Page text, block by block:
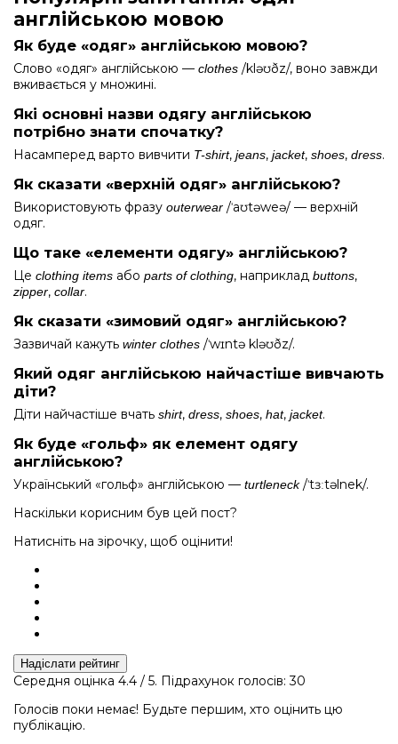
англійською мовою
Як буде «одяг» англійською мовою?
Слово «одяг» англійською — clothes /kləʊðz/, воно завжди
вживається у множині.
Які основні назви одягу англійською
потрібно знати спочатку?
Насамперед варто вивчити T-shirt, jeans, jacket, shoes, dress.
Як сказати «верхній одяг» англійською?
Використовують фразу outerwear /ˈaʊtəweə/ — верхній
одяг.
Що таке «елементи одягу» англійською?
Це clothing items або parts of clothing, наприклад buttons,
zipper, collar.
Як сказати «зимовий одяг» англійською?
Зазвичай кажуть winter clothes /ˈwɪntə kləʊðz/.
Який одяг англійською найчастіше вивчають
діти?
Діти найчастіше вчать shirt, dress, shoes, hat, jacket.
Як буде «гольф» як елемент одягу
англійською?
Український «гольф» англійською — turtleneck/ˈtɜːtəlnek/.
Наскільки корисним був цей пост?
Натисніть на зірочку, щоб оцінити!
Надіслати рейтинг
Середня оцінка 4.4 / 5. Підрахунок голосів:30
Голосів поки немає! Будьте першим, хто оцінить цю
публікацію.